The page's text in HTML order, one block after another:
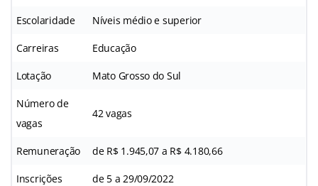
Escolaridade Níveis médio e superior
Carreiras Educação
Lotação Mato Grosso do Sul
Número de
vagas
42 vagas
Remuneração de R$ 1.945,07 a R$ 4.180,66
Inscrições de 5 a 29/09/2022